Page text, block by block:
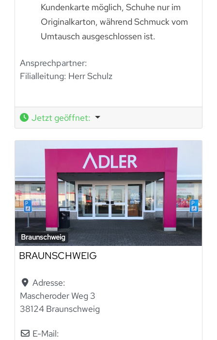
Kundenkarte möglich, Schuhe nur im
Originalkarton, während Schmuck vom
Umtausch ausgeschlossen ist.
Ansprechpartner:
Filialleitung: Herr Schulz
Jetzt geöffnet:
Braunschweig
BRAUNSCHWEIG
Adresse:
Mascheroder Weg 3
38124 Braunschweig
E-Mail: